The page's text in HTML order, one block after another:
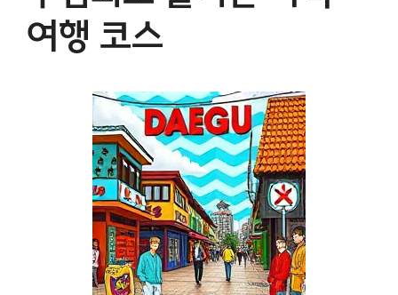
여행 코스